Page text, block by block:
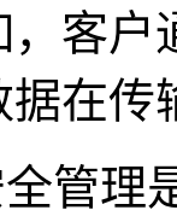
，客户
据在传
管理